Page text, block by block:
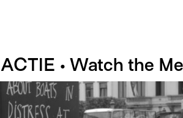
ACTIE • Watch the